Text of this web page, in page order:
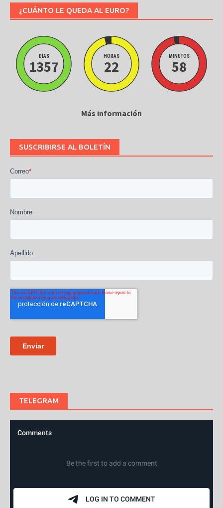
¿CUÁNTO LE QUEDA AL EURO?
DÍAS
1357
HORAS
22
MINUTOS
57
Más información
SUSCRIBIRSE AL BOLETÍN
TELEGRAM